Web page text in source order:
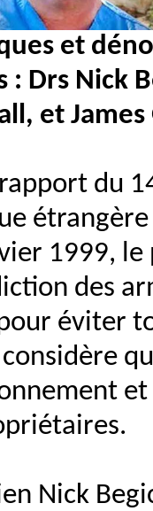
et
Drs Nick
et
du
1999,
des
éviter
Nick